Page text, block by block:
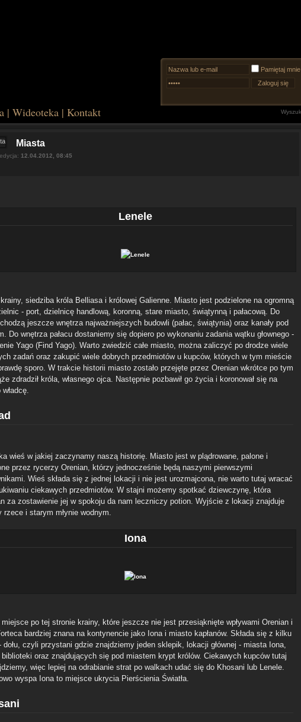
Pamiętaj mnie
| Wideoteka | Kontakt
Miasta
12.04.2012, 08:45
Lenele
siedziba króla Belliasa i królowej Galienne. Miasto jest podzielone na ogromną
- port, dzielnicę handlową, koronną, stare miasto, świątynną i pałacową. Do
jeszcze wnętrza najważniejszych budowli (pałac, świątynia) oraz kanały pod
Do wnętrza pałacu dostaniemy się dopiero po wykonaniu zadania wątku głownego -
Yago (Find Yago). Warto zwiedzić całe miasto, można zaliczyć po drodze wiele
zadań oraz zakupić wiele dobrych przedmiotów u kupców, których w tym mieście
sporo. W trakcie historii miasto zostało przejęte przez Orenian wkrótce po tym
zdradził króla, własnego ojca. Następnie pozbawił go życia i koronował się na
władcę.
wieś w jakiej zaczynamy naszą historię. Miasto jest w plądrowane, palone i
przez rycerzy Orenian, którzy jednocześnie będą naszymi pierwszymi
Wieś składa się z jednej lokacji i nie jest urozmajcona, nie warto tutaj wracać
ciekawych przedmiotów. W stajni możemy spotkać dziewczynę, która
za zostawienie jej w spokoju da nam leczniczy potion. Wyjście z lokacji znajduje
rzece i starym młynie wodnym.
Iona
po tej stronie krainy, które jeszcze nie jest przesiąknięte wpływami Orenian i
bardziej znana na kontynencie jako Iona i miasto kapłanów. Składa się z kilku
dołu, czyli przystani gdzie znajdziemy jeden sklepik, lokacji głównej - miasta Iona,
oraz znajdujących się pod miastem krypt królów. Ciekawych kupców tutaj
więc lepiej na odrabianie strat po walkach udać się do Khosani lub Lenele.
wyspa Iona to miejsce ukrycia Pierścienia Światła.